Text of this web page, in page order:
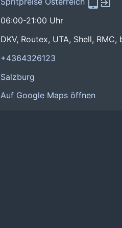
06:00-21:00 Uhr
DKV, Routex, UTA, Shell,
+4364326123
Salzburg
Auf Google Maps öffnen